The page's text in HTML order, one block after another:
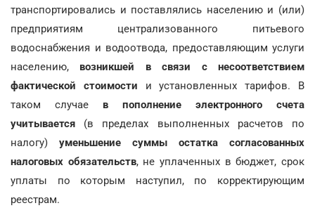
транспортировались и поставлялись населению и (или)
предприятиям централизованного питьевого
водоснабжения и водоотвода, предоставляющим услуги
населению, возникшей в связи с несоответствием
фактической стоимости и установленных тарифов. В
таком случае в пополнение электронного счета
учитывается (в пределах выполненных расчетов по
налогу) уменьшение суммы остатка
согласованных
налоговых обязательств, не уплаченных в бюджет, срок
уплаты по которым наступил, по корректирующим
реестрам.